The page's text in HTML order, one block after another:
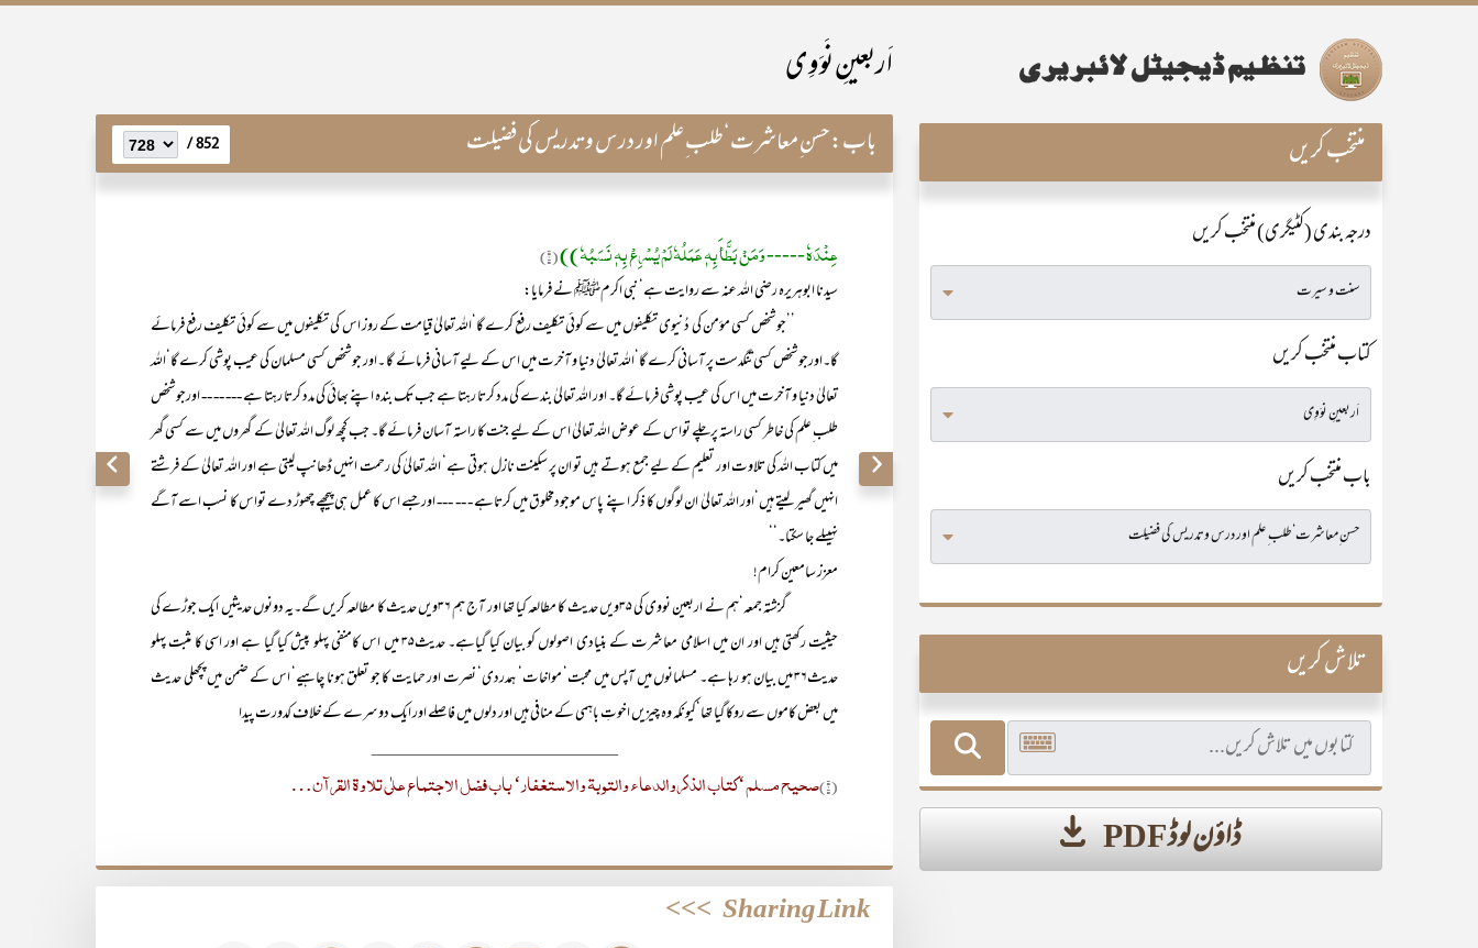
اَربعینِ نَوَوِی
باب:حسن ِمعاشرت‘طلب ِعلم اور درس وتدریس کی فضیلت 852 /
عِنْدَہٗ ----- وَمَنْ بَطَّأَ بِہٖ عَمَلُہٗ لَمْ یُسْرِعْ بِہٖ نَسَبُہٗ))(۱)
سیدنا ابوہریرہ رضی اللہ عنہ سے روایت ہے‘ نبی اکرمﷺ نے فرمایا:
’’جو شخص کسی مؤمن کی دُنیوی تکلیفوں میں سے کوئی تکلیف رفع کرے گا‘اللہ تعالیٰ قیامت کے روز اس کی تکلیفوں میں سے کوئی تکلیف رفع فرمائے
گا۔اورجو شخص کسی تنگدست پر آسانی کرے گا‘اللہ تعالیٰ دنیا و آخرت میں اس کے لیے آسانی فرمائے گا ۔اور جو شخص کسی مسلمان کی عیب پوشی کرے گا‘اللہ
تعالیٰ دنیا و آخرت میں اس کی عیب پوشی فرمائے گا۔ اور اللہ تعالیٰ بندے کی مدد کرتا رہتا ہے جب تک بندہ اپنے بھائی کی مدد کرتا رہتا ہے --- -- -- اورجو شخص
طلب ِعلم کی خاطر کسی راستہ پرچلے تواس کے عوض اللہ تعالیٰ اس کے لیے جنت کا راستہ آسان فرمائے گا۔ جب کچھ لوگ اللہ تعالیٰ کے گھروں میں سے کسی گھر
میں کتاب اللہ کی تلاوت اور تعلیم کے لیے جمع ہوتے ہیں تو ان پر سکینت نازل ہوتی ہے‘ اللہ تعالیٰ کی رحمت انہیں ڈھانپ لیتی ہے اور اللہ تعالیٰ کے فرشتے
انہیں گھیر لیتے ہیں‘اور اللہ تعالیٰ ان لوگوں کا ذکر اپنے پاس موجودمخلوق میں کرتاہے - -- --- اور جسے اس کا عمل ہی پیچھے چھوڑ دے تواس کا نسب اسے آگے
نہیںلے جا سکتا۔‘‘
معزز سامعین کرام!
گزشتہ جمعہ‘ہم نے اربعین نووی کی ۳۵ویں حدیث کا مطالعہ کیا تھا اور آج ہم ۳۶ویں حدیث کا مطالعہ کریں گے۔یہ دونوں حدیثیں ایک جوڑے کی
حیثیت رکھتی ہیں اور ان میں اسلامی معاشرت کے بنیادی اصولوں کو بیان کیا گیاہے۔ حدیث۳۵ میں اس کامنفی پہلو پیش کیا گیا ہے اور اسی کا مثبت پہلو
حدیث۳۶ میں بیان ہو رہا ہے۔ مسلمانوں میں آپس میں محبت‘ مواخات‘ ہمدردی‘ نصرت اور حمایت کا جو تعلق ہونا چاہیے‘ اس کے ضمن میں پچھلی حدیث
میں بعض کاموں سے روکا گیا تھا‘کیونکہ وہ چیزیں اخوتِ باہمی کے منافی ہیں اور دلوں میں فاصلے اور ایک دوسرے کے خلاف کدورت پیدا
____________________________
(۱) صحیح مسلم‘کتاب الذکروالدعاء والتوبۃ والاستغفار‘ باب فضل الاجتماع علٰی تلاوۃ القرآن…
Sharing Link
>>>
منتخب کریں
درجہ بندی (کٹیگری) منتخب کریں
کتاب منتخب کریں
باب منتخب کریں
تلاش کریں
ڈاؤن لوڈ PDF